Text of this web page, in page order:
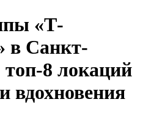
«Т-
в Санкт-
топ-8 локаций
вдохновения